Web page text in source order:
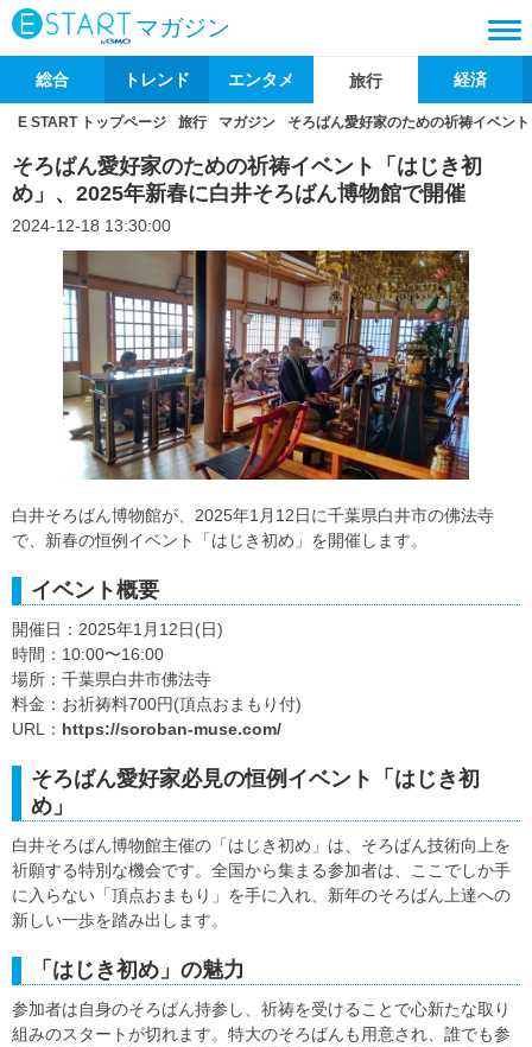
マガジン
総合 トレンド エンタメ 旅行 経済
E START トップページ 旅行 マガジン そろばん愛好家のための祈祷イベン
そろばん愛好家のための祈祷イベント「はじき初
め」、2025年新春に白井そろばん博物館で開催
2024-12-18 13:30:00
白井そろばん博物館が、2025年1月12日に千葉県白井市の佛法寺
で、新春の恒例イベント「はじき初め」を開催します。
イベント概要
開催日：2025年1月12日(日)
時間：10:00〜16:00
場所：千葉県白井市佛法寺
料金：お祈祷料700円(頂点おまもり付)
URL： https://soroban-muse.com/
そろばん愛好家必見の恒例イベント「はじき初
め」
白井そろばん博物館主催の「はじき初め」は、そろばん技術向上を
祈願する特別な機会です。全国から集まる参加者は、ここでしか手
に入らない「頂点おまもり」を手に入れ、新年のそろばん上達への
新しい一歩を踏み出します。
「はじき初め」の魅力
参加者は自身のそろばん持参し、祈祷を受けることで心新たな取り
組みのスタートが切れます。特大のそろばんも用意され、誰でも参